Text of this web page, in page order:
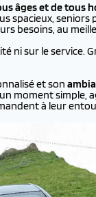
âges et de tous
spacieux,
besoins, au
ni sur le service.
et son
moment
à leur